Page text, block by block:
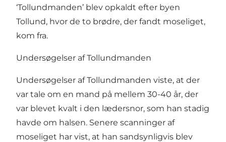
‘Tollundmanden’ blev opkaldt efter byen
Tollund, hvor de to brødre, der fandt moseliget,
kom fra.
Undersøgelser af Tollundmanden
Undersøgelser af Tollundmanden viste, at der
var tale om en mand på mellem 30-40 år, der
var blevet kvalt i den lædersnor, som han stadig
havde om halsen. Senere scanninger af
moseliget har vist, at han sandsynligvis blev